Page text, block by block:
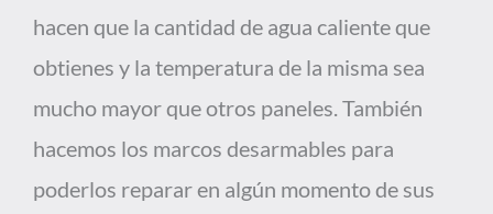
hacen que la cantidad de agua caliente que
obtienes y la temperatura de la misma sea
mucho mayor que otros paneles. También
hacemos los marcos desarmables para
poderlos reparar en algún momento de sus